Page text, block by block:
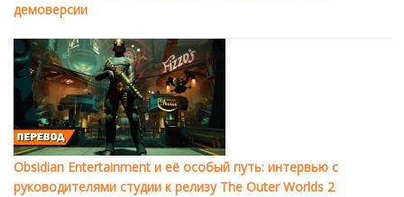
демоверсии
Obsidian Entertainment и её особый путь: интервью с
руководителями студии к релизу The Outer Worlds 2